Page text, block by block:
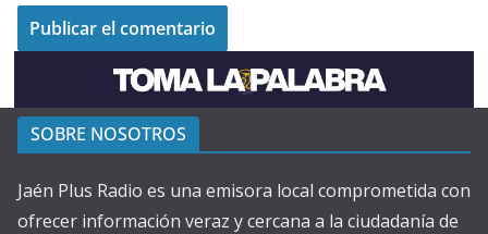
SOBRE NOSOTROS
Jaén Plus Radio es una emisora local comprometida con
ofrecer información veraz y cercana a la ciudadanía de